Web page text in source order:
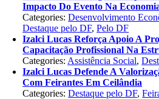
Impacto Do Evento Na
Categories:Desenvolvimento
Destaque pelo DF,Pelo DF
Izalci Lucas Reforça Apoio A
Capacitação Profissional Na
Categories: Assistência Social,
Izalci Lucas Defende A
Com Feirantes Em Ceilândia
Categories:Destaque pelo DF,